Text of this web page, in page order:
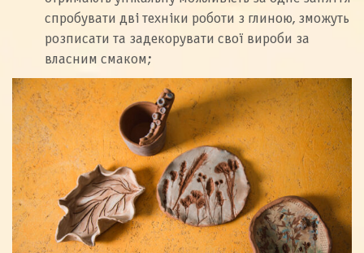
спробувати дві техніки роботи з глиною, зможуть
розписати та задекорувати свої вироби за
власним смаком;